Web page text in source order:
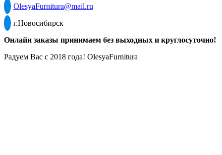
OlesyaFurnitura@mail.ru
г.Новосибирск
Онлайн заказы принимаем без выходных и круглосуточно!
Радуем Вас с 2018 года! OlesyaFurnitura